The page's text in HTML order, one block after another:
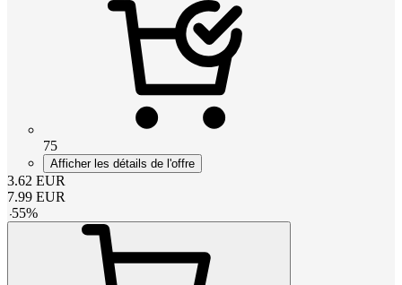
75
Afficher les détails de l'offre
3.62 EUR
7.99 EUR
-55%